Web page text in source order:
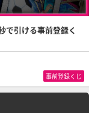
で引ける事前登録く
事前登録くじ